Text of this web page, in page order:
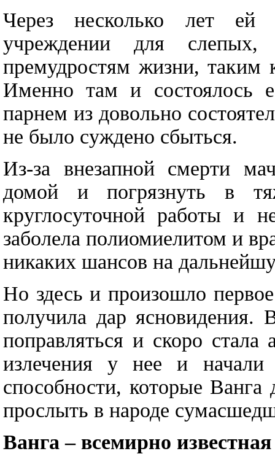
Через несколько лет
учреждении для
премудростям жизни, таким
Именно там и состоялось
парнем из довольно
не было суждено сбыться.
Из-за внезапной смерти
домой и погрязнуть в
круглосуточной работы и
заболела полиомиелитом и
никаких шансов на
Но здесь и произошло
получила дар ясновидения.
поправляться и скоро
излечения у нее и начали
способности, которые Ванга
прослыть в народе
Ванга – всемирно